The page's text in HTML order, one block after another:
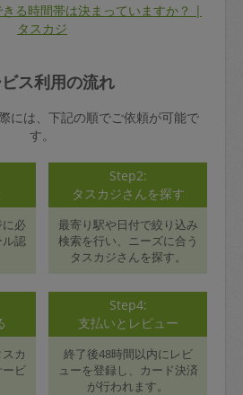
る時間帯は決まっていますか？ |
タスカジ
ス利用の流れ
には、下記の順でご依頼が可能で
す。
必
認
Step2:
タスカジさんを探す
最寄り駅や日付で絞り込み
検索を行い、ニーズに合う
タスカジさんを探す。
カ
ービ
Step4:
支払いとレビュー
終了後48時間以内にレビ
ューを登録し、カード決済
が行われます。